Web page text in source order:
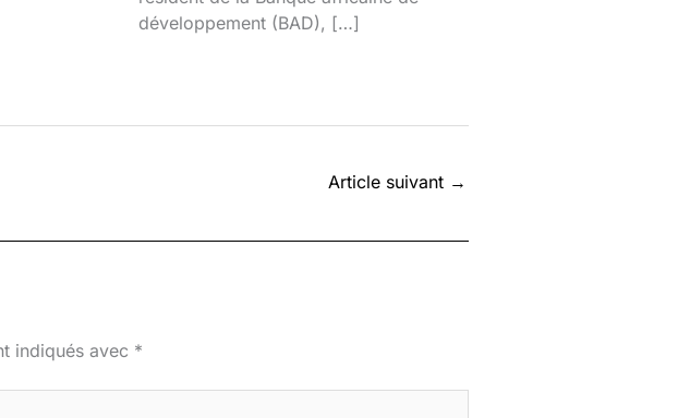
développement (BAD), […]
Article suivant →
indiqués avec *